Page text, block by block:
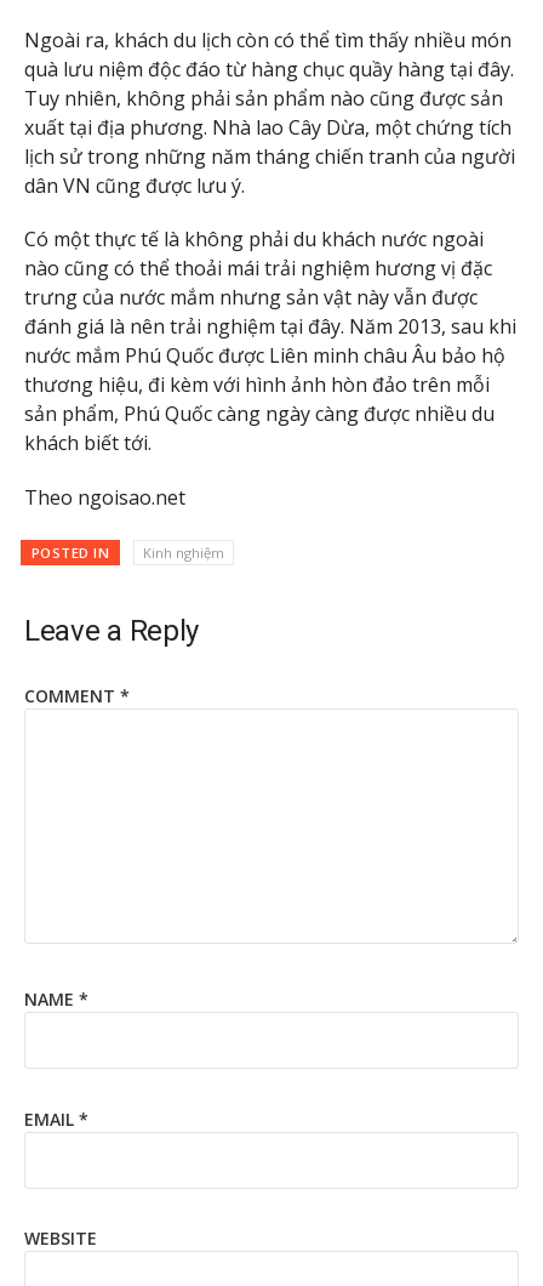
Ngoài ra, khách du lịch còn có thể tìm thấy nhiều món
quà lưu niệm độc đáo từ hàng chục quầy hàng tại đây.
Tuy nhiên, không phải sản phẩm nào cũng được sản
xuất tại địa phương. Nhà lao Cây Dừa, một chứng tích
lịch sử trong những năm tháng chiến tranh của người
dân VN cũng được lưu ý.
Có một thực tế là không phải du khách nước ngoài
nào cũng có thể thoải mái trải nghiệm hương vị đặc
trưng của nước mắm nhưng sản vật này vẫn được
đánh giá là nên trải nghiệm tại đây. Năm 2013, sau khi
nước mắm Phú Quốc được Liên minh châu Âu bảo hộ
thương hiệu, đi kèm với hình ảnh hòn đảo trên mỗi
sản phẩm, Phú Quốc càng ngày càng được nhiều du
khách biết tới.
Theo ngoisao.net
POSTED IN Kinh nghiệm
Leave a Reply
COMMENT *
NAME *
EMAIL *
WEBSITE